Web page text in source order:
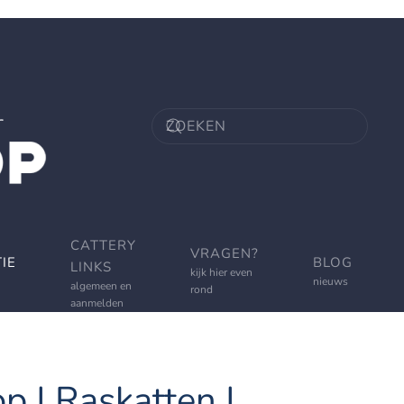
CATTERY
LINKS
algemeen en
aanmelden
VRAGEN?
kijk hier even
rond
BLOG
nieuws